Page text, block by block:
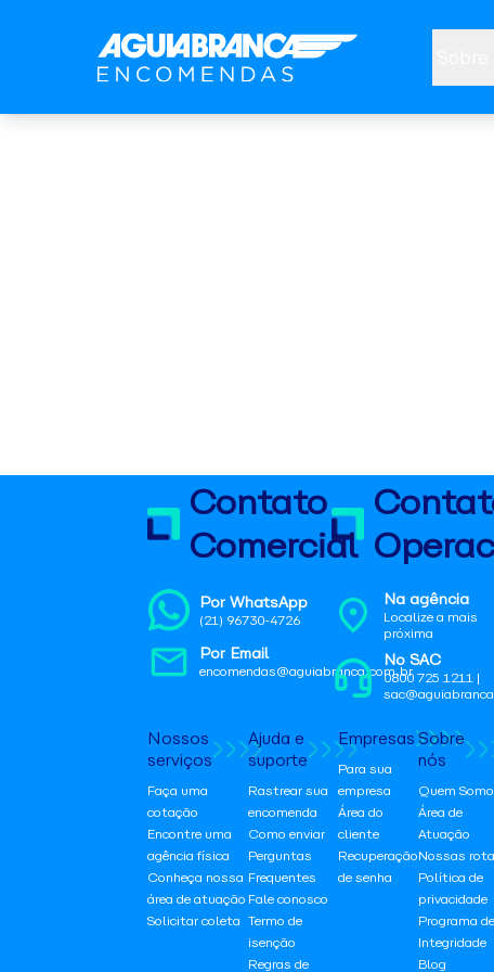
Contato
Comercial
Por WhatsApp
(21) 96730-4726
Por Email
encomendas@aguiabranca.com.br
Na agência
Localize a mais
próxima
No SAC
0800 725 1211 |
Nossos
serviços
Faça uma
cotação
Encontre uma
agência física
Conheça nossa
área de atuação
Solicitar coleta
Ajuda e
suporte
Rastrear sua
encomenda
Como enviar
Perguntas
Frequentes
Fale conosco
Termo de
isenção
Regras de
Empresas
Para sua
empresa
Área do
cliente
Recuperação
de senha
Sobre
nós
Quem
Área de
Atuação
Nossas
Política de
privacidade
Programa de
Integridade
Blog